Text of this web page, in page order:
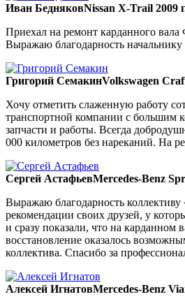
Иван БедняковNissan X-Trail 2009
Приехал на ремонт карданного вала
Выражаю благодарность
Григорий СемакинVolkswagen
Хочу отметить слаженную работу
транспортной компании с большим
запчасти и работы. Всегда
000 километров без нареканий. На
Сергей АстафьевMercedes-Benz
Выражаю благодарность
рекомендации своих друзей, у
и сразу показали, что на
восстановление оказалось
коллектива. Спасибо за
Алексей ИгнатовMercedes-Benz